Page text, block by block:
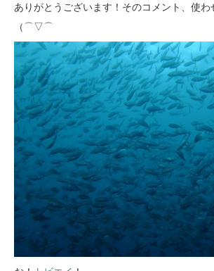
ありがとうございます！そのコメント、使わ
（⌒▽⌒ゞ